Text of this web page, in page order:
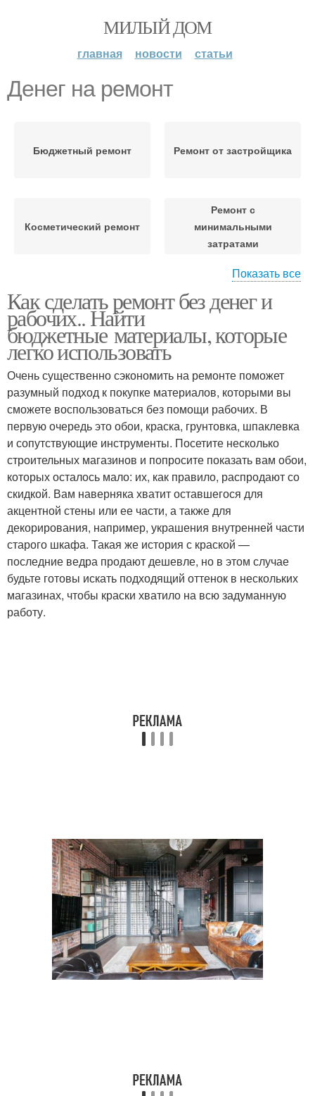
МИЛЫЙ ДОМ
главная новости статьи
Денег на ремонт
Бюджетный ремонт Ремонт от застройщика
Косметический ремонт
Ремонт с
минимальными
затратами
Живете без ремонта Ремонт без денег
Подходы к ремонту Быстрый ремонт
Ремонт с нуля Ремонт в новостройке
Ремонт в квартире Ремонт в кредит
Кредит на ремонт
Показать все
Как сделать ремонт без денег и
рабочих.. Найти
бюджетные материалы, которые
легко использовать
Очень существенно сэкономить на ремонте поможет
разумный подход к покупке материалов, которыми вы
сможете воспользоваться без помощи рабочих. В
первую очередь это обои, краска, грунтовка, шпаклевка
и сопутствующие инструменты. Посетите несколько
строительных магазинов и попросите показать вам обои,
которых осталось мало: их, как правило, распродают со
скидкой. Вам наверняка хватит оставшегося для
акцентной стены или ее части, а также для
декорирования, например, украшения внутренней части
старого шкафа. Такая же история с краской —
последние ведра продают дешевле, но в этом случае
будьте готовы искать подходящий оттенок в нескольких
магазинах, чтобы краски хватило на всю задуманную
работу.